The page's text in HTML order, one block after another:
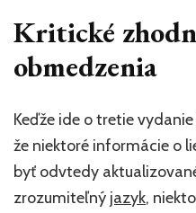
Kritické
obmedzenia
Keďže ide o tretie vydanie
že niektoré informácie o
byť odvtedy
zrozumiteľný jazyk,